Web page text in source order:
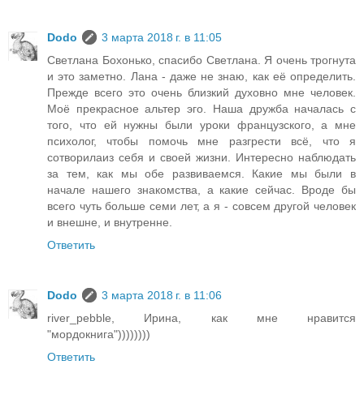
Dodo
3 марта 2018 г. в 11:05
Светлана Бохонько, спасибо Светлана. Я очень трогнута
и это заметно. Лана - даже не знаю, как её определить.
Прежде всего это очень близкий духовно мне человек.
Моё прекрасное альтер эго. Наша дружба началась с
того, что ей нужны были уроки французского, а мне
психолог, чтобы помочь мне разгрести всё, что я
сотворилаиз себя и своей жизни. Интересно наблюдать
за тем, как мы обе развиваемся. Какие мы были в
начале нашего знакомства, а какие сейчас. Вроде бы
всего чуть больше семи лет, а я - совсем другой человек
и внешне, и внутренне.
Ответить
Dodo
3 марта 2018 г. в 11:06
river_pebble, Ирина, как мне нравится
"мордокнига"))))))))
Ответить